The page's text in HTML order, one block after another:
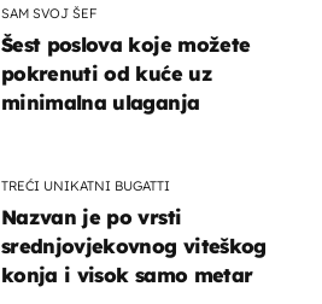
SAM SVOJ ŠEF
Šest poslova koje možete
pokrenuti od kuće uz
minimalna ulaganja
TREĆI UNIKATNI BUGATTI
Nazvan je po vrsti
srednjovjekovnog viteškog
konja i visok samo metar